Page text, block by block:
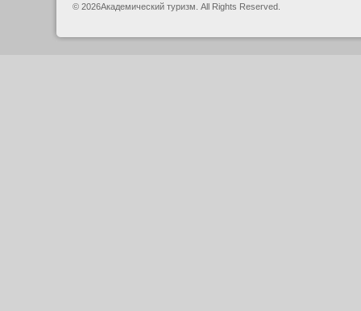
© 2026Академический туризм. All Rights Reserved.